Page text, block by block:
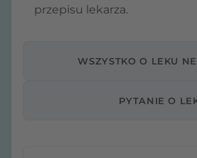
przepisu lekarza.
WSZYSTKO O LEKU
PYTANIE O